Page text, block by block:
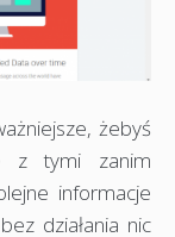
żebyś
z tymi zanim
informacje
działania nic